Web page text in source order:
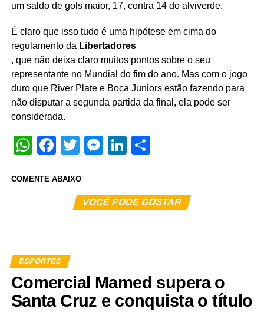
um saldo de gols maior, 17, contra 14 do alviverde.
É claro que isso tudo é uma hipótese em cima do
regulamento da Libertadores
, que não deixa claro muitos pontos sobre o seu
representante no Mundial do fim do ano. Mas com o jogo
duro que River Plate e Boca Juniors estão fazendo para
não disputar a segunda partida da final, ela pode ser
considerada.
WhatsApp
Facebook
TwitterMessenger
LinkedIn
COMENTE ABAIXO
VOCÊ PODE GOSTAR
ESPORTES
Comercial Mamed supera o
Santa Cruz e conquista o título